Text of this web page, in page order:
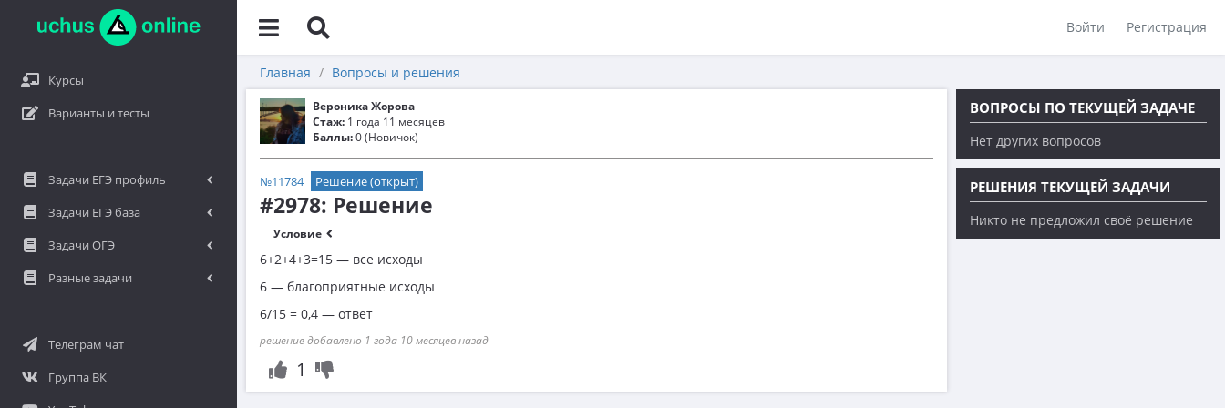
Войти Регистрация
Курсы
Варианты и тесты
Задачи ЕГЭ профиль
Задачи ЕГЭ база
Задачи ОГЭ
Разные задачи
Телеграм чат
Группа ВК
Главная Вопросы и решения
Вероника Жорова
Стаж: 1 года 11 месяцев
Баллы:0 (Новичок)
№11784 Решение (открыт)
#2978: Решение
Условие
6+2+4+3=15 — все исходы
6 — благоприятные исходы
6/15 = 0,4 — ответ
решение добавлено 1 года 10 месяцев назад
1
ВОПРОСЫ ПО ТЕКУЩЕЙ ЗАДАЧЕ
Нет других вопросов
РЕШЕНИЯ ТЕКУЩЕЙ ЗАДАЧИ
Никто не предложил своё решение